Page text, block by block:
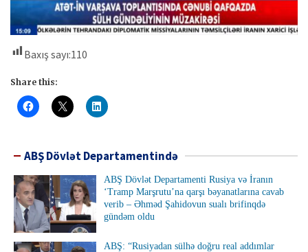
Baxış sayı:110
Share this:
ABŞ Dövlət Departamentində
ABŞ Dövlət Departamenti Rusiya və İranın
‘Tramp Marşrutu’na qarşı bəyanatlarına cavab
verib – Əhməd Şahidovun sualı brifinqdə
gündəm oldu
ABŞ: “Rusiyadan sülhə doğru real addımlar